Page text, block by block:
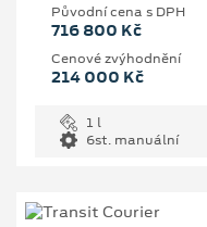
Původní cena s DPH
716 800 Kč
Cenové zvýhodnění
214 000 Kč
1 l
6st. manuální